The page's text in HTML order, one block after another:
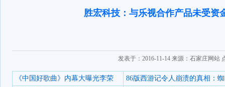
胜宏科技：与乐视合作产品未受资
发表于：2016-11-14 来源：石家庄网站
《中国好歌曲》内幕大曝光李荣
86版西游记令人崩溃的真相：蜘